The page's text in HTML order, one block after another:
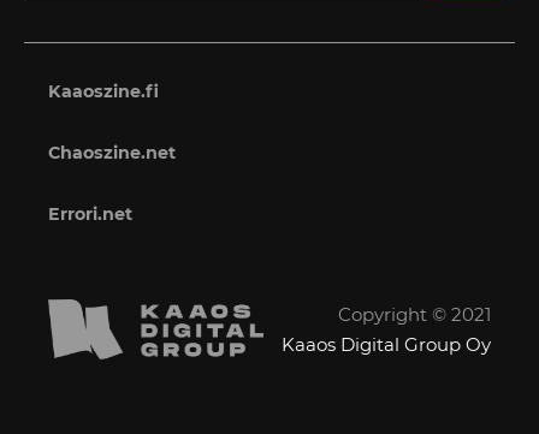
Kaaoszine.fi
Chaoszine.net
Errori.net
Copyright © 2021
Kaaos Digital Group Oy